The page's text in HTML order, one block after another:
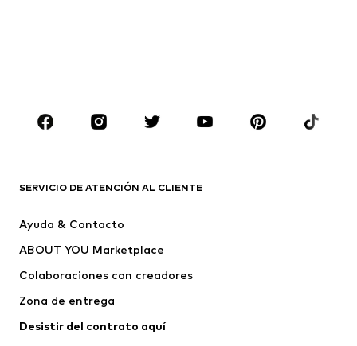
Faldas
Blusas y camisas
Zapatos
Deporte
Vestidos
Camisetas y tops
Chaquetas
Jerséis y punto
Ropa interior
Abrigos
SERVICIO DE ATENCIÓN AL CLIENTE
Ayuda & Contacto
ABOUT YOU Marketplace
Colaboraciones con creadores
Zona de entrega
Desistir del contrato aquí